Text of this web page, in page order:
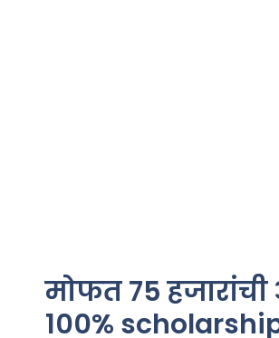
मोफत 75 हजारांची
100%